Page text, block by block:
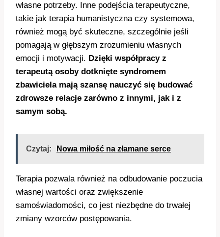
własne potrzeby. Inne podejścia terapeutyczne,
takie jak terapia humanistyczna czy systemowa,
również mogą być skuteczne, szczególnie jeśli
pomagają w głębszym zrozumieniu własnych
emocji i motywacji. Dzięki współpracy z
terapeutą osoby dotknięte syndromem
zbawiciela mają szansę nauczyć się budować
zdrowsze relacje zarówno z innymi, jak i z
samym sobą.
Czytaj: Nowa miłość na złamane serce
Terapia pozwala również na odbudowanie poczucia
własnej wartości oraz zwiększenie
samoświadomości, co jest niezbędne do trwałej
zmiany wzorców postępowania.